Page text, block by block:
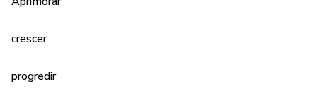
crescer
progredir